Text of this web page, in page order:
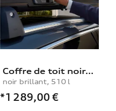
Coffre de toit noir brillant, 510 l
noir brillant, 510 l
*1 289,00 €